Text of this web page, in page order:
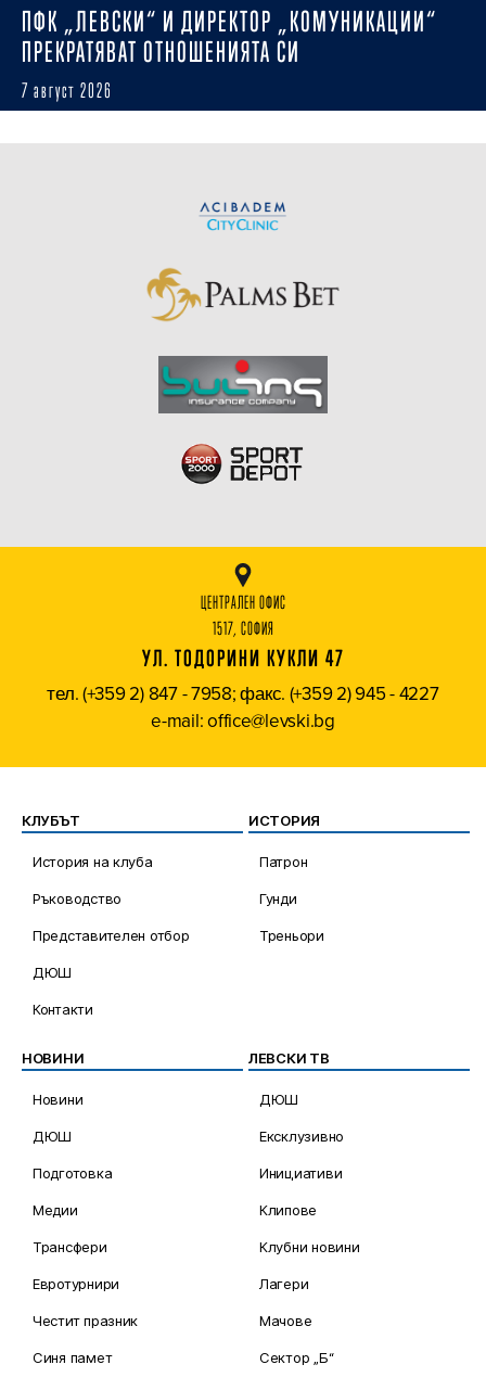
ПФК „ЛЕВСКИ“ И ДИРЕКТОР „КОМУНИКАЦИИ“
ПРЕКРАТЯВАТ ОТНОШЕНИЯТА СИ
7 август 2026
ЦЕНТРАЛЕН ОФИС
1517, СОФИЯ
УЛ. ТОДОРИНИ КУКЛИ 47
тел. (+359 2) 847 - 7958; факс. (+359 2) 945 - 4227
e-mail: office@levski.bg
КЛУБЪТ
История на клуба
Ръководство
Представителен отбор
ДЮШ
Контакти
ИСТОРИЯ
Патрон
Гунди
Треньори
НОВИНИ
Новини
ДЮШ
Подготовка
Медии
Трансфери
Евротурнири
Честит празник
Синя памет
ЛЕВСКИ ТВ
ДЮШ
Ексклузивно
Инициативи
Клипове
Клубни новини
Лагери
Мачове
Сектор „Б“